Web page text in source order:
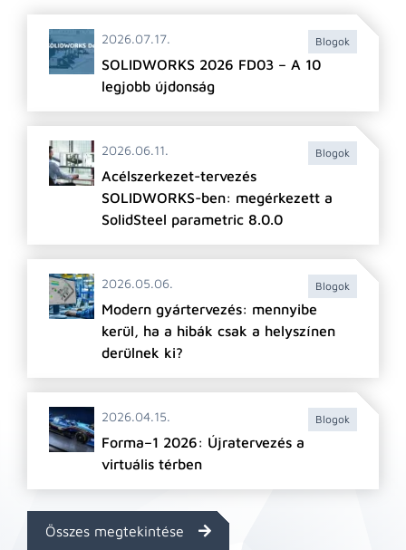
2026.07.17. Blogok
SOLIDWORKS 2026 FD03 – A 10
legjobb újdonság
2026.06.11. Blogok
Acélszerkezet-tervezés
SOLIDWORKS-ben: megérkezett a
SolidSteel parametric 8.0.0
2026.05.06. Blogok
Modern gyártervezés: mennyibe
kerül, ha a hibák csak a helyszínen
derülnek ki?
2026.04.15. Blogok
Forma–1 2026: Újratervezés a
virtuális térben
Összes megtekintése